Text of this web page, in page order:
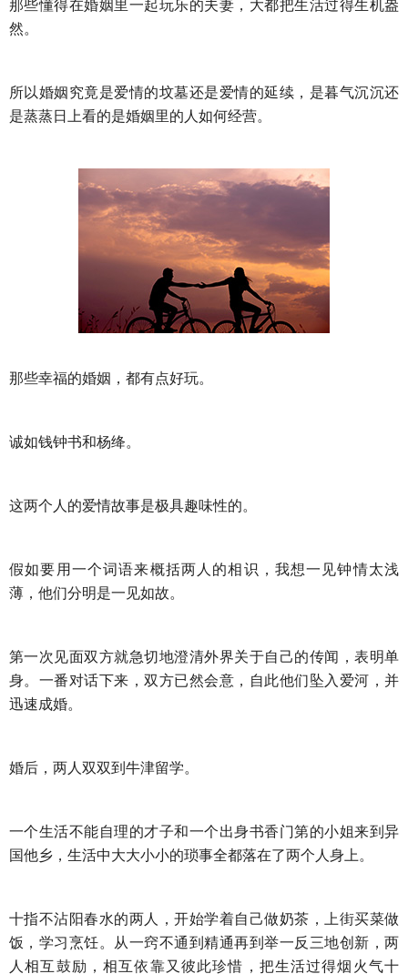
那些懂得在婚姻里一起玩乐的夫妻，大都把生活过得生机盎
然。
所以婚姻究竟是爱情的坟墓还是爱情的延续，是暮气沉沉还
是蒸蒸日上看的是婚姻里的人如何经营。
那些幸福的婚姻，都有点好玩。
诚如钱钟书和杨绛。
这两个人的爱情故事是极具趣味性的。
假如要用一个词语来概括两人的相识，我想一见钟情太浅
薄，他们分明是一见如故。
第一次见面双方就急切地澄清外界关于自己的传闻，表明单
身。一番对话下来，双方已然会意，自此他们坠入爱河，并
迅速成婚。
婚后，两人双双到牛津留学。
一个生活不能自理的才子和一个出身书香门第的小姐来到异
国他乡，生活中大大小小的琐事全都落在了两个人身上。
十指不沾阳春水的两人，开始学着自己做奶茶，上街买菜做
饭，学习烹饪。从一窍不通到精通再到举一反三地创新，两
人相互鼓励，相互依靠又彼此珍惜，把生活过得烟火气十